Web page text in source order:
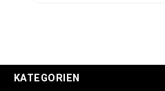
KATEGORIEN